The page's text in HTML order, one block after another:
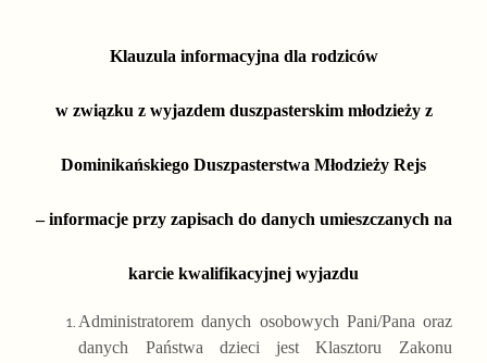
Klauzula informacyjna dla rodziców
w związku z wyjazdem duszpasterskim młodzieży z
Dominikańskiego Duszpasterstwa Młodzieży Rejs
– informacje przy zapisach do danych umieszczanych na
karcie kwalifikacyjnej wyjazdu
Administratorem danych osobowych Pani/Pana oraz
danych Państwa dzieci jest Klasztoru Zakonu